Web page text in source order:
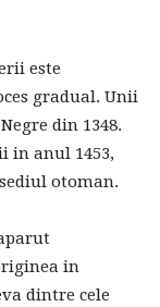
este
gradual. Unii
din 1348.
in anul 1453,
otoman.
in
dintre cele